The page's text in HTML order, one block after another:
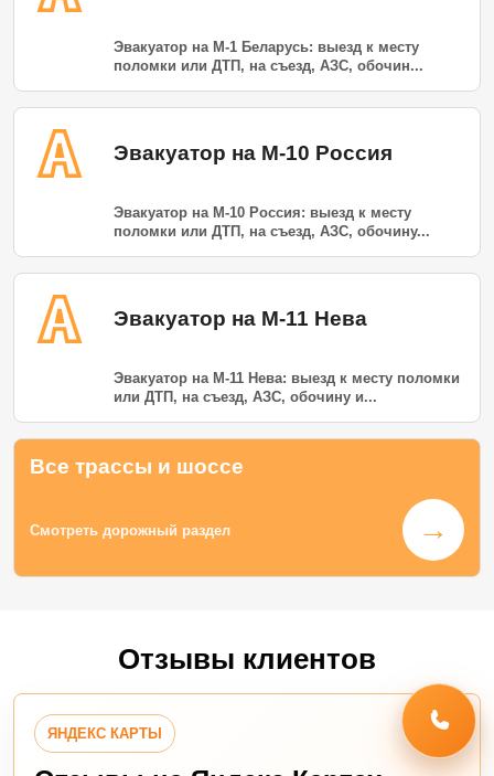
Эвакуатор на М-1 Беларусь: выезд к месту
поломки или ДТП, на съезд, АЗС, обочин...
Эвакуатор на М-10 Россия
Эвакуатор на М-10 Россия: выезд к месту
поломки или ДТП, на съезд, АЗС, обочину...
Эвакуатор на М-11 Нева
Эвакуатор на М-11 Нева: выезд к месту поломки
или ДТП, на съезд, АЗС, обочину и...
Все трассы и шоссе
Смотреть дорожный раздел →
Отзывы клиентов
ЯНДЕКС КАРТЫ